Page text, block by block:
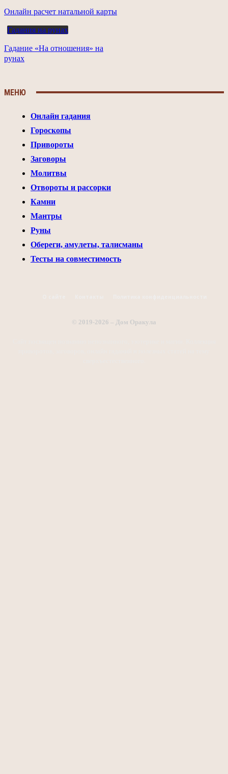
Онлайн расчет натальной карты
Гадания на рунах
Гадание «На отношения» на
рунах
МЕНЮ
Онлайн гадания
Гороскопы
Привороты
Заговоры
Молитвы
Отвороты и рассорки
Камни
Мантры
Руны
Обереги, амулеты, талисманы
Тесты на совместимость
© 2019-2026 – Дом Оракула